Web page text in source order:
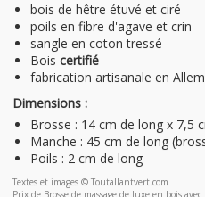
bois de hêtre étuvé et ciré
poils en fibre d'agave et crin
sangle en coton tressé
Bois certifié
fabrication artisanale en
Dimensions :
Brosse : 14 cm de long x 7,5
Manche : 45 cm de long
Poils : 2 cm de long
Textes et images © Toutallantvert.com